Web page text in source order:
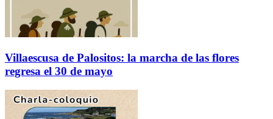
Villaescusa de Palositos: la marcha de las flores
regresa el 30 de mayo